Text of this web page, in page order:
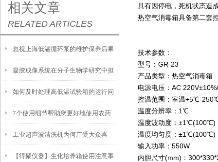
相关文章
RELATED ARTICLES
忽视上海低温循环泵的维护保养后果
很严重
凝胶成像系统在分子生物学研究中担
当着重要角色
如何及时处理高低温试验箱的运行问
题？
7个使用细节帮助您更好地使用农药
残留检测仪
工业超声波清洗机为何广受大众喜
爱？
【得聚仪器】生化培养箱使用注意事
具有因停电，死机状态造
热空气消毒箱具备第二套
技术参数：
型号：GR-23
产品类型：热空气消毒箱
电源电压：AC
控温范围：室温+5℃-
温度分辨率：1℃
温度波动度：±1℃(100℃)
温度均匀度：±1℃(100℃)
输入功率：550W
内胆尺寸(mm)：